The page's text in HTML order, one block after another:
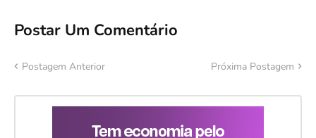
Postar Um Comentário
Postagem Anterior Próxima Postagem